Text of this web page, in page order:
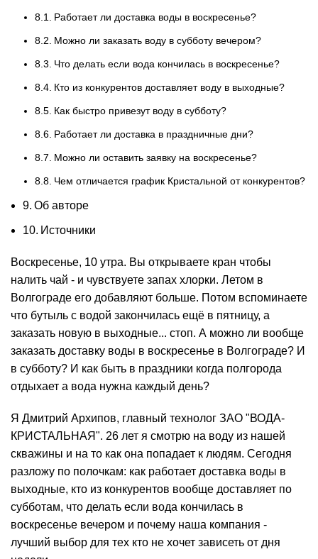
Работает ли доставка воды в воскресенье?
Можно ли заказать воду в субботу вечером?
Что делать если вода кончилась в воскресенье?
Кто из конкурентов доставляет воду в выходные?
Как быстро привезут воду в субботу?
Работает ли доставка в праздничные дни?
Можно ли оставить заявку на воскресенье?
Чем отличается график Кристальной от конкурентов?
Об авторе
Источники
Воскресенье, 10 утра. Вы открываете кран чтобы
налить чай - и чувствуете запах хлорки. Летом в
Волгограде его добавляют больше. Потом вспоминаете
что бутыль с водой закончилась ещё в пятницу, а
заказать новую в выходные... стоп. А можно ли вообще
заказать доставку воды в воскресенье в Волгограде? И
в субботу? И как быть в праздники когда полгорода
отдыхает а вода нужна каждый день?
Я Дмитрий Архипов, главный технолог ЗАО "ВОДА-
КРИСТАЛЬНАЯ". 26 лет я смотрю на воду из нашей
скважины и на то как она попадает к людям. Сегодня
разложу по полочкам: как работает доставка воды в
выходные, кто из конкурентов вообще доставляет по
субботам, что делать если вода кончилась в
воскресенье вечером и почему наша компания -
лучший выбор для тех кто не хочет зависеть от дня